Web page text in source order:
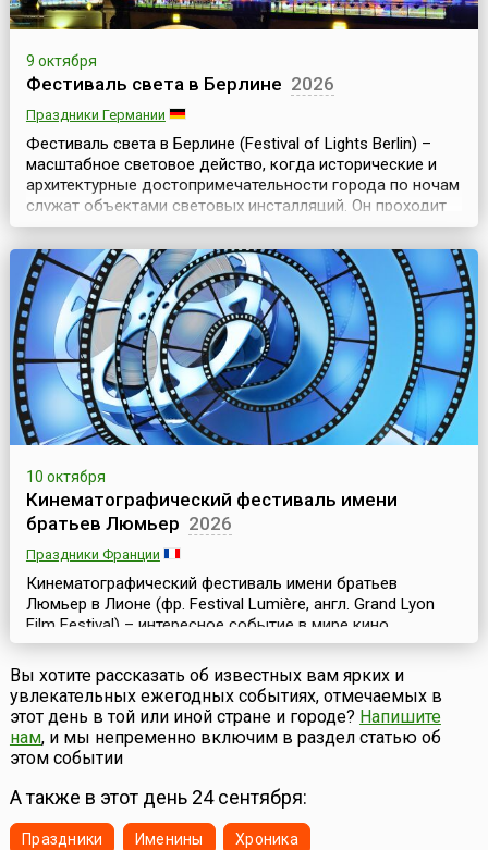
9 октября
Фестиваль света в Берлине 2026
Праздники Германии
Фестиваль света в Берлине (Festival of Lights Berlin) –
масштабное световое действо, когда исторические и
архитектурные достопримечательности города по ночам
служат объектами световых инсталляций. Он проходит
ежегодно, начиная с 2005 года, осенью и длится
примерно неделю.Культурная жизнь Берлина, как и
любой другой столицы мира, насыщена событиями
круглый год, в независимости от времени года. ...
10 октября
Кинематографический фестиваль имени
братьев Люмьер 2026
Праздники Франции
Кинематографический фестиваль имени братьев
Люмьер в Лионе (фр. Festival Lumière, англ. Grand Lyon
Film Festival) – интересное событие в мире кино,
предназначенное для широкой публики. Фестиваль
посвящен истории кино и занимается в основном
ретроспективами классики мирового киноискусства. Он
проходит ежегодно в октябре и длится чуть более
недели.История проведения фестиваля имени братьев
Люмье...
Вы хотите рассказать об известных вам ярких и
увлекательных ежегодных событиях, отмечаемых в
этот день в той или иной стране и городе? Напишите
нам, и мы непременно включим в раздел статью об
этом событии
А также в этот день 24 сентября:
Праздники Именины Хроника